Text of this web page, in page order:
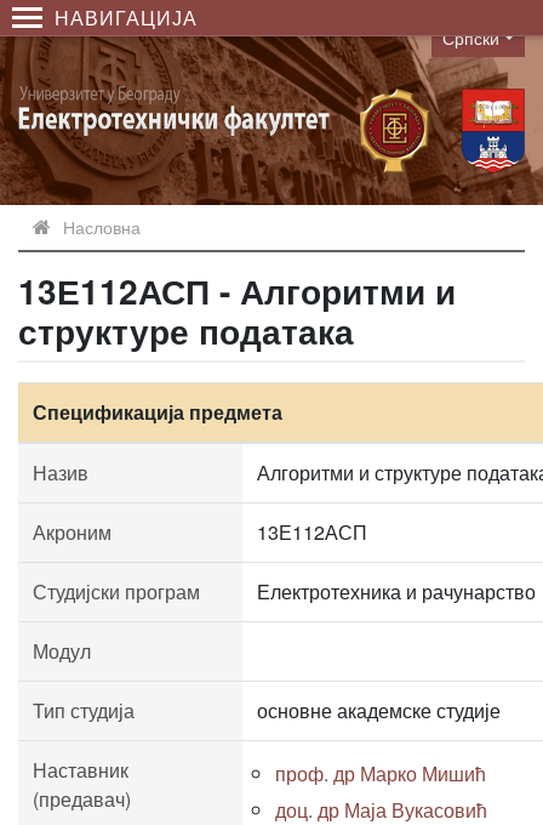
НАВИГАЦИЈА
Language
Српски
Насловна
13Е112АСП - Алгоритми и
структуре података
Спецификација предмета
Назив Алгоритми и структуре
Акроним 13Е112АСП
Студијски програм Електротехника и рачунарство
Модул
Тип студија основне академске студије
Наставник
(предавач)
проф. др Марко Мишић
доц. др Маја Вукасовић